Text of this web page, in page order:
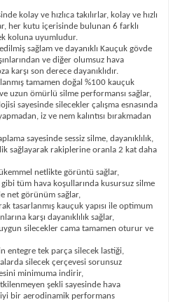
kolay ve hızlıca takılırlar, kolay ve hızlı
her kutu içerisinde bulunan 6 farklı
koluna uyumludur.
sağlam ve dayanıklı Kauçuk gövde
ve diğer olumsuz hava
karşı son derece dayanıklıdır.
tamamen doğal %100 kauçuk
uzun ömürlü silme performansı sağlar,
sayesinde silecekler çalışma esnasında
iz ve nem kalıntısı bırakmadan
sayesinde sessiz silme, dayanıklılık,
sağlayarak rakiplerine oranla 2 kat daha
netlikte görüntü sağlar,
tüm hava koşullarında kusursuz silme
net görünüm sağlar,
tasarlanmış kauçuk yapısı ile optimum
karşı dayanıklılık sağlar,
uygun silecekler cama tamamen oturur ve
entegre tek parça silecek lastiği,
silecek çerçevesi sorunsuz
minimuma indirir,
şekli sayesinde hava
iyi bir aerodinamik performans